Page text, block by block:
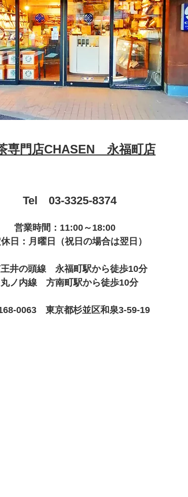
専門店CHASEN 永福町店
Tel 03-3325-8374
営業時間：11:00～18:00
日：月曜日（祝日の場合は翌日）
井の頭線 永福町駅から徒歩10分
丸ノ内線 方南町駅から徒歩10分
0063 東京都杉並区和泉3-59-19